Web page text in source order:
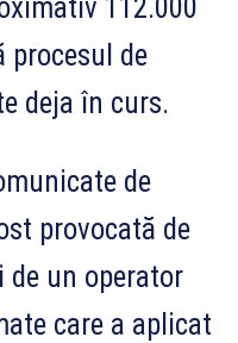
112.000
procesul de
deja în curs.
de
provocată de
un operator
care a aplicat